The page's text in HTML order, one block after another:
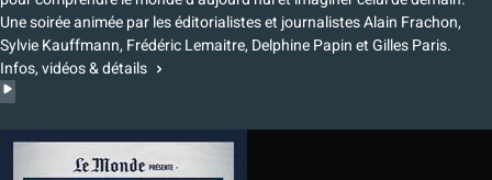
Une soirée animée par les éditorialistes et journalistes Alain Frachon,
Sylvie Kauffmann, Frédéric Lemaitre, Delphine Papin et Gilles Paris.
Infos, vidéos & détails